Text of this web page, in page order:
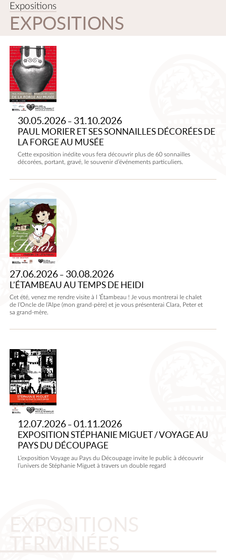
Expositions
EXPOSITIONS
PAUL MORIER ET SES SONNAILLES DÉCORÉES DE
LA FORGE AU MUSÉE
30.05.2026– 31.10.2026
Cette exposition inédite vous fera découvrir plus de 60 sonnailles
décorées, portant, gravé, le souvenir d’événements particuliers.
Paul
Morier
et
ses
sonnailles
décorées
de
la
forge
au
L’ÉTAMBEAU AU TEMPS DE HEIDI
27.06.2026 – 30.08.2026
Cet été, venez me rendre visite à l ’Étambeau ! Je vous montrerai le chalet
de l’Oncle de l’Alpe (mon grand-père) et je vous présenterai Clara, Peter et
sa grand-mère.
L’ÉTAMBEAU
AU
TEMPS
DE
HEIDI
EXPOSITION STÉPHANIE MIGUET / VOYAGE AU
PAYS DU DÉCOUPAGE
12.07.2026– 01.11.2026
L’exposition Voyage au Pays du Découpage invite le public à découvrir
l’univers de Stéphanie Miguet à travers un double regard
Exposition
Stéphanie
Miguet
/
Voyage
au
Pays
du
Découpage